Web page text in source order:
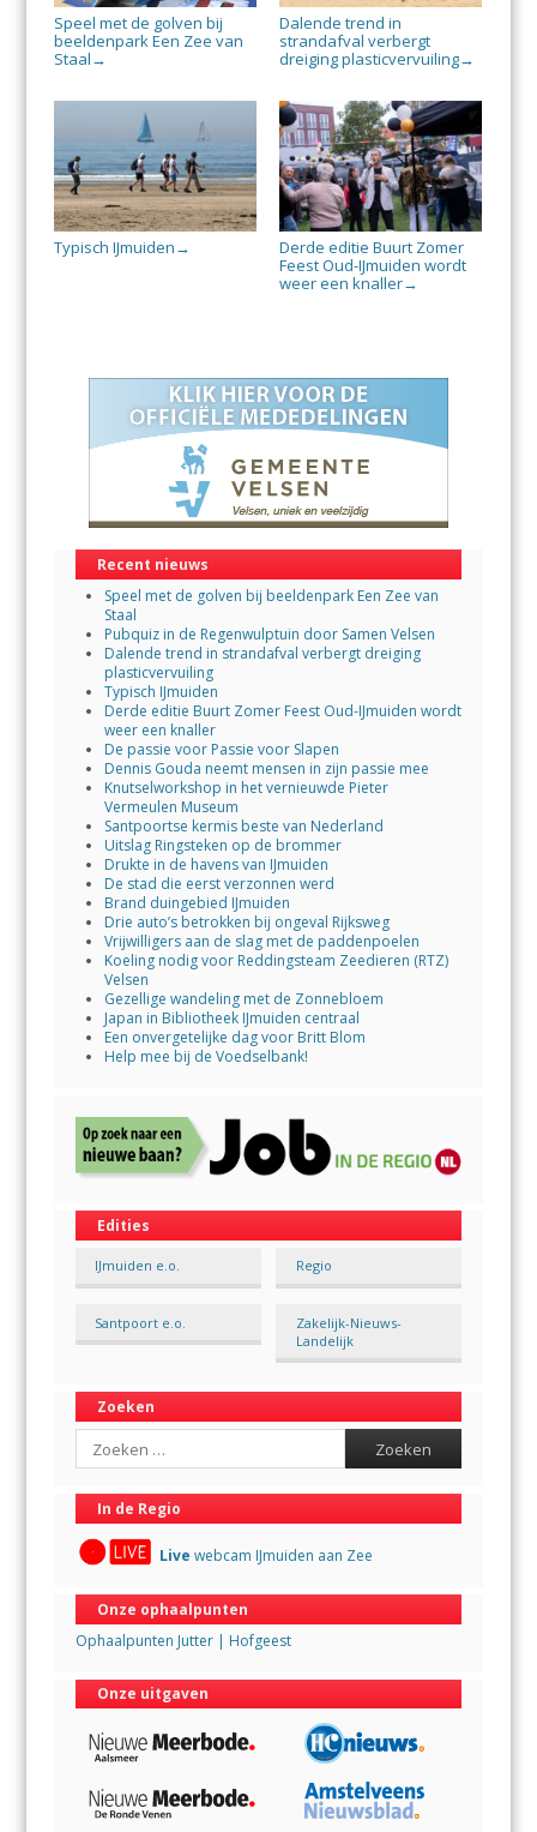
Speel met de golven bij
beeldenpark Een Zee van
Staal →
Dalende trend in
strandafval verbergt
dreiging plasticvervuiling→
Typisch IJmuiden →
Derde editie Buurt Zomer
Feest Oud-IJmuiden wordt
weer een knaller→
Recent nieuws
Speel met de golven bij beeldenpark Een Zee van
Staal
Pubquiz in de Regenwulptuin door Samen Velsen
Dalende trend in strandafval verbergt dreiging
plasticvervuiling
Typisch IJmuiden
Derde editie Buurt Zomer Feest Oud-IJmuiden wordt
weer een knaller
De passie voor Passie voor Slapen
Dennis Gouda neemt mensen in zijn passie mee
Knutselworkshop in het vernieuwde Pieter
Vermeulen Museum
Santpoortse kermis beste van Nederland
Uitslag Ringsteken op de brommer
Drukte in de havens van IJmuiden
De stad die eerst verzonnen werd
Brand duingebied IJmuiden
Drie auto’s betrokken bij ongeval Rijksweg
Vrijwilligers aan de slag met de paddenpoelen
Koeling nodig voor Reddingsteam Zeedieren (RTZ)
Velsen
Gezellige wandeling met de Zonnebloem
Japan in Bibliotheek IJmuiden centraal
Een onvergetelijke dag voor Britt Blom
Help mee bij de Voedselbank!
Edities
IJmuiden e.o. Regio
Santpoort e.o.
Zakelijk-Nieuws-
Landelijk
Zoeken
Search
In de Regio
Live webcam IJmuiden aan Zee
Onze ophaalpunten
Ophaalpunten Jutter | Hofgeest
Onze uitgaven